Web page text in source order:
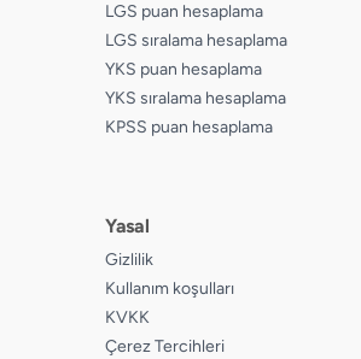
LGS puan hesaplama
LGS sıralama hesaplama
YKS puan hesaplama
YKS sıralama hesaplama
KPSS puan hesaplama
Yasal
Gizlilik
Kullanım koşulları
KVKK
Çerez Tercihleri